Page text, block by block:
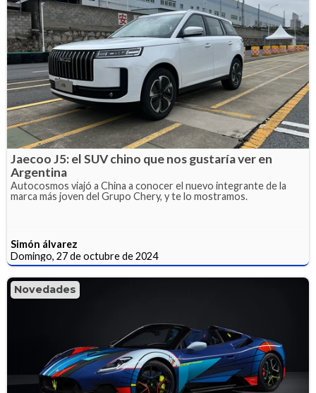
Jaecoo J5: el SUV chino que nos gustaría ver en
Argentina
Autocosmos viajó a China a conocer el nuevo integrante de la
marca más joven del Grupo Chery, y te lo mostramos.
Simón álvarez
Domingo, 27 de octubre de 2024
Novedades